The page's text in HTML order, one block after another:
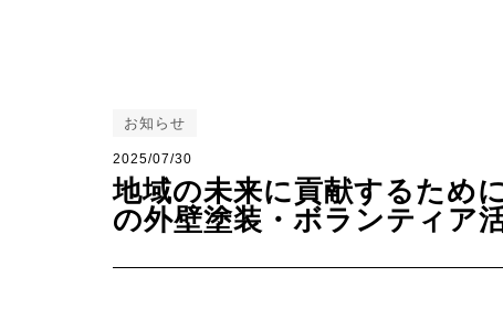
お知らせ
2025/07/30
地域の未来に貢献するため
の外壁塗装・ボランティア活